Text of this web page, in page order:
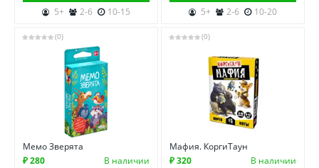
5+
2-6 10-15
5+
2-6 10-20
(0)
Мемо Зверята
₽ 280
В наличии
(0)
Мафия. КоргиТаун
₽ 320
В наличии